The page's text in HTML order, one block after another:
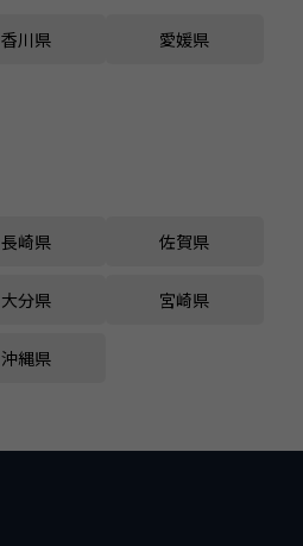
香川県 愛媛県
長崎県 佐賀県
大分県 宮崎県
沖縄県